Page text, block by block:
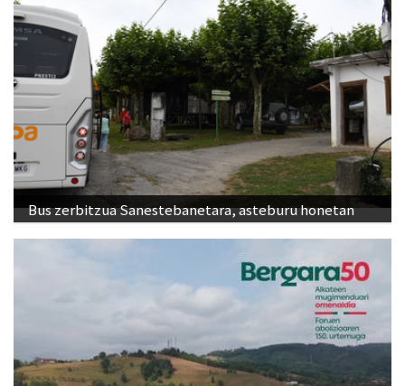
Bus zerbitzua Sanestebanetara, asteburu honetan